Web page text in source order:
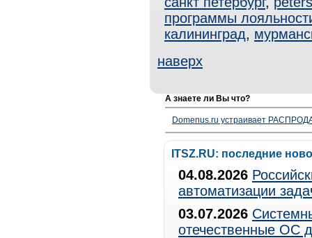
программы
калининград,
наверх
А знаете ли Вы что?
Domenus.ru устраивает
ITSZ.RU: последние
04.08.2026
автоматизации
03.07.2026
отечественные ОС